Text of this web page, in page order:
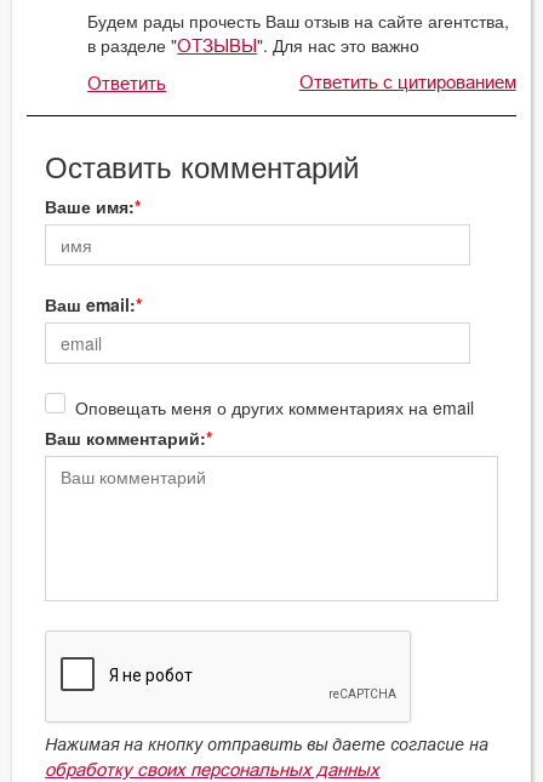
Будем рады прочесть Ваш отзыв на сайте агентства,
в разделе "ОТЗЫВЫ". Для нас это важно
Ответить Ответить с цитированием
Оставить комментарий
Ваше имя:
Ваш email:
Оповещать меня о других комментариях на email
Ваш комментарий:
Нажимая на кнопку отправить вы даете согласие на
обработку своих персональных данных